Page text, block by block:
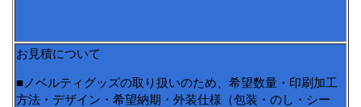
お見積について
■ノベルティグッズの取り扱いのため、希望数量・印刷加工
方法・デザイン・希望納期・外装仕様（包装・のし・シー